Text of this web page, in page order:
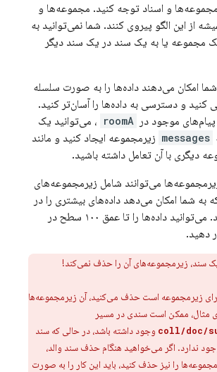
و اسناد توجه کنید. مجموعه‌ها و
از این الگو پیروی کنند. شما نمی‌توانید به
مجموعه یا به یک سند در یک سند دیگر
امکان می‌دهند داده‌ها را به صورت سلسله
کنید و دسترسی به داده‌ها را آسان‌تر کنید.
موجود در roomA ، می‌توانید یک
messages زیرمجموعه ایجاد کنید و مانند
دیگری با آن تعامل داشته باشید.
می‌توانند شامل زیرمجموعه‌های
به شما امکان می‌دهد داده‌های بیشتری را در
آنها جایگذاری کنید. می‌توانید داده‌ها را تا عمق ۱۰۰ سطح در
دهید.
سند، زیرمجموعه‌های آن را حذف نمی‌کند!
زیرمجموعه است حذف می‌کنید، آن زیرمجموعه‌ها
مثال، ممکن است سندی در مسیر
coll/doc/ وجود داشته باشد، در حالی که سند
ندارد. اگر می‌خواهید هنگام حذف سند والد،
را نیز حذف کنید، باید این کار را به صورت